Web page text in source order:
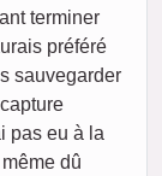
terminer
préféré
sauvegarder
pas eu à la
dû